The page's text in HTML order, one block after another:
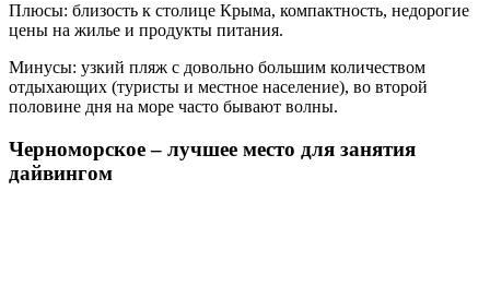
Плюсы: близость к столице Крыма, компактность, недорогие
цены на жилье и продукты питания.
Минусы: узкий пляж с довольно большим количеством
отдыхающих (туристы и местное население), во второй
половине дня на море часто бывают волны.
Черноморское – лучшее место для занятия
дайвингом